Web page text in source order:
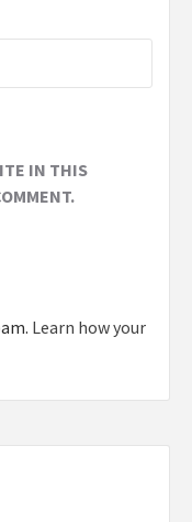
IN THIS
Learn how your